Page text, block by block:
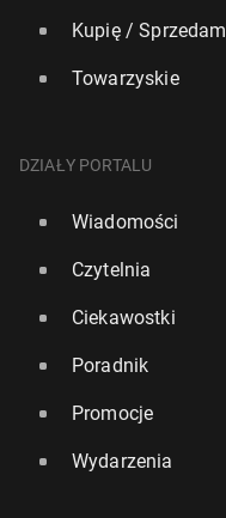
Kupię / Sprzedam
Towarzyskie
DZIAŁY PORTALU
Wiadomości
Czytelnia
Ciekawostki
Poradnik
Promocje
Wydarzenia